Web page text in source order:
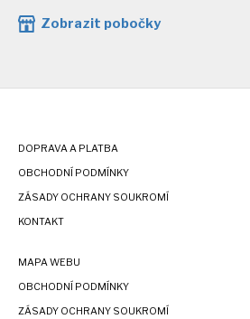
Zobrazit pobočky
DOPRAVA A PLATBA
OBCHODNÍ PODMÍNKY
ZÁSADY OCHRANY SOUKROMÍ
KONTAKT
MAPA WEBU
OBCHODNÍ PODMÍNKY
ZÁSADY OCHRANY SOUKROMÍ